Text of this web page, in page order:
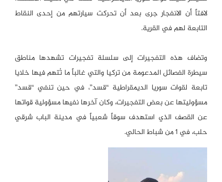
لافتاً أن الانفجار جرى بعد أن تحركت سيارتهم من إحدى النقاط
التابعة لهم في القرية.
وتضاف هذه التفجيرات إلى سلسلة تفجيرات تشهدها مناطق
سيطرة الفصائل المدعومة من تركيا والتي غالباً ما تُتهم فيها خلايا
تابعة لقوات سوريا الديمقراطية “قسد”، في حين تنفي “قسد”
مسؤوليتها عن بعض التفجيرات، وكان آخرها نفيها مسؤولية قواتها
عن القصف الذي استهدف سوقاً شعبياً في مدينة الباب شرقي
حلب، في 1 من شباط الحالي.